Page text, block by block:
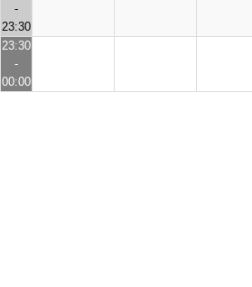
-
23:30
23:30
-
00:00